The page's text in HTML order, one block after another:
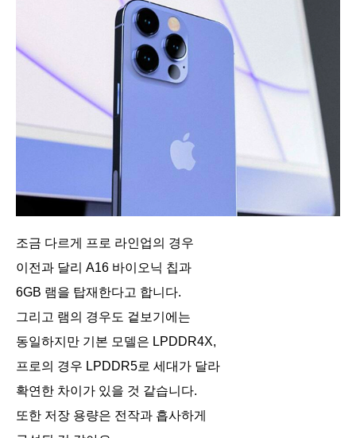
조금 다르게 프로 라인업의 경우
이전과 달리 A16 바이오닉 칩과
6GB 램을 탑재한다고 합니다.
그리고 램의 경우도 겉보기에는
동일하지만 기본 모델은 LPDDR4X,
프로의 경우 LPDDR5로 세대가 달라
확연한 차이가 있을 것 같습니다.
또한 저장 용량은 전작과 흡사하게